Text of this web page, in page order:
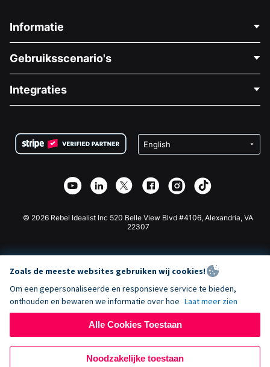
Informatie
Over Ons
Vacatures
Privacy
Affiliate Partnerschap
Gebruiksscenario's
Medische Fondsenwerving
Goede Doelen Fondsenwerving
Integraties
Wix Donatie Plugin
Webflow Donatie App
Joomla Donatie
© 2026 Rebel Idealist Inc 520 Belle View Blvd #4106, Alexandria, VA
22307
Zoals de meeste websites gebruiken wij cookies!
Om een gepersonaliseerde en responsieve service te bieden,
onthouden en bewaren we informatie over hoe Laat meer zien
Alle Cookies Toestaan
Noodzakelijke toestaan